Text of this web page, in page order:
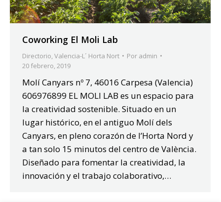
Coworking El Moli Lab
Directorio Valencia-L´ Horta Nort Por admin
20 febrero, 2019
Molí Canyars nº 7, 46016 Carpesa (Valencia)
606976899 EL MOLI LAB es un espacio para
la creatividad sostenible. Situado en un
lugar histórico, en el antiguo Molí dels
Canyars, en pleno corazón de l’Horta Nord y
a tan solo 15 minutos del centro de València.
Diseñado para fomentar la creatividad, la
innovación y el trabajo colaborativo,…